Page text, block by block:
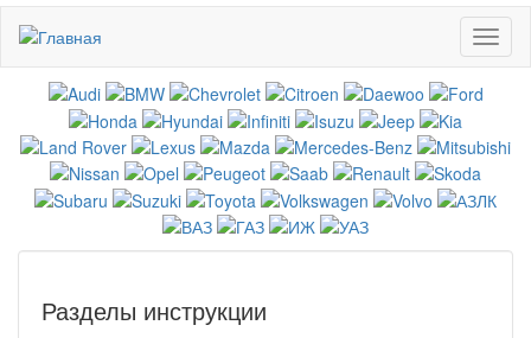
основному
содержанию
Разделы инструкции